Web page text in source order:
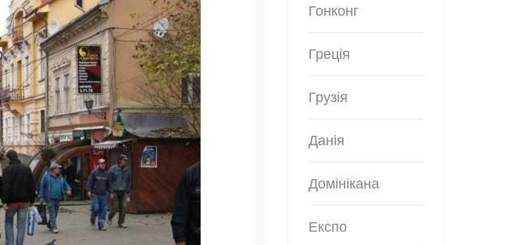
Гонконг
Греція
Грузія
Данія
Домінікана
Експо